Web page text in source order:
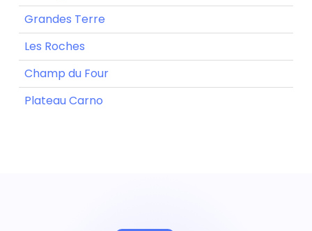
Grandes Terre
Les Roches
Champ du Four
Plateau Carno